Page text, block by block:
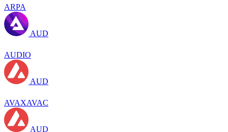
ARPA
AUD
AUDIO
AUD
AVAXAVAC
AUD